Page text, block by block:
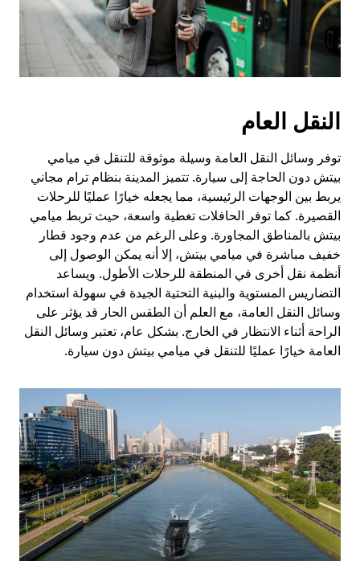
النقل العام
توفر وسائل النقل العامة وسيلة موثوقة للتنقل في ميامي
بيتش دون الحاجة إلى سيارة. تتميز المدينة بنظام ترام مجاني
يربط بين الوجهات الرئيسية، مما يجعله خيارًا عمليًا للرحلات
القصيرة. كما توفر الحافلات تغطية واسعة، حيث تربط ميامي
بيتش بالمناطق المجاورة. وعلى الرغم من عدم وجود قطار
خفيف مباشرة في ميامي بيتش، إلا أنه يمكن الوصول إلى
أنظمة نقل أخرى في المنطقة للرحلات الأطول. ويساعد
التضاريس المستوية والبنية التحتية الجيدة في سهولة استخدام
وسائل النقل العامة، مع العلم أن الطقس الحار قد يؤثر على
الراحة أثناء الانتظار في الخارج. بشكل عام، تعتبر وسائل النقل
العامة خيارًا عمليًا للتنقل في ميامي بيتش دون سيارة.